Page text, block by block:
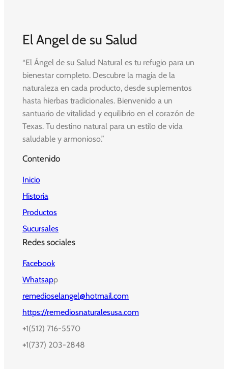
El Angel de su Salud
“El Ángel de su Salud Natural es tu refugio para un
bienestar completo. Descubre la magia de la
naturaleza en cada producto, desde suplementos
hasta hierbas tradicionales. Bienvenido a un
santuario de vitalidad y equilibrio en el corazón de
Texas. Tu destino natural para un estilo de vida
saludable y armonioso.”
Contenido
Inicio
Historia
Productos
Sucursales
Redes sociales
Facebook
Whatsapp
remedioselangel@hotmail.com
https://remediosnaturalesusa.com
+1(512) 716-5570
+1(737) 203-2848